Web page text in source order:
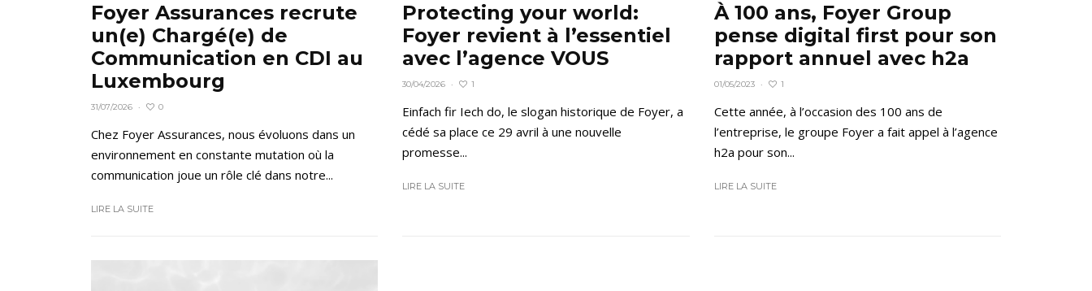
Foyer Assurances recrute
un(e) Chargé(e) de
Communication en CDI au
Luxembourg
31/07/2026 · 0
Chez Foyer Assurances, nous évoluons dans un
environnement en constante mutation où la
communication joue un rôle clé dans notre...
LIRE LA SUITE
Protecting your world:
Foyer revient à l’essentiel
avec l’agence VOUS
30/04/2026 · 1
Einfach fir Iech do, le slogan historique de Foyer, a
cédé sa place ce 29 avril à une nouvelle
promesse...
LIRE LA SUITE
À 100 ans, Foyer Group
pense digital first pour son
rapport annuel avec h2a
01/05/2023 · 1
Cette année, à l’occasion des 100 ans de
l’entreprise, le groupe Foyer a fait appel à l’agence
h2a pour son...
LIRE LA SUITE